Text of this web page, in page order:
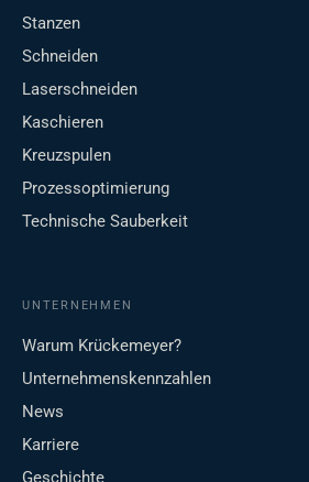
Stanzen
Schneiden
Laserschneiden
Kaschieren
Kreuzspulen
Prozessoptimierung
Technische Sauberkeit
UNTERNEHMEN
Warum Krückemeyer?
Unternehmenskennzahlen
News
Karriere
Geschichte